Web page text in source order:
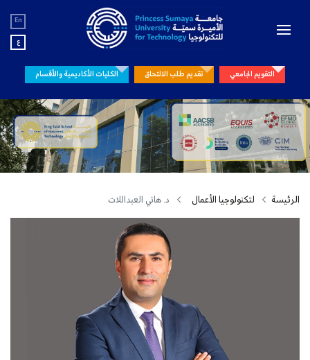
En
ع
التقويم الجامعي تقديم طلب الالتحاق الكليات الأكاديمية والأقسام
الرئيسة لتكنولوجيا الأعمال د. هاني العبداللات